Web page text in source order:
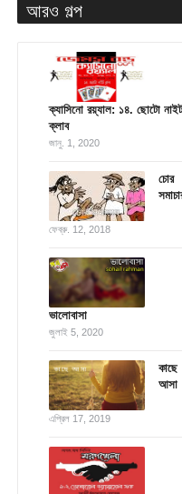
আরও গল্প
ক্যাসিনো রয়্যাল: ১৪. ছোটো
ক্লাব
জানু. 1, 2020
চোর
ফেব্রু. 12, 2018
ভালোবাসা
জুলাই 5, 2020
কাছে
আসা
এপ্রিল 17, 2019